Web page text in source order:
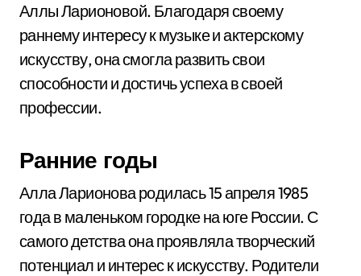
Аллы Ларионовой. Благодаря своему
раннему интересу к музыке и актерскому
искусству, она смогла развить свои
способности и достичь успеха в своей
профессии.
Ранние годы
Алла Ларионова родилась 15 апреля 1985
года в маленьком городке на юге России. С
самого детства она проявляла творческий
потенциал и интерес к искусству. Родители